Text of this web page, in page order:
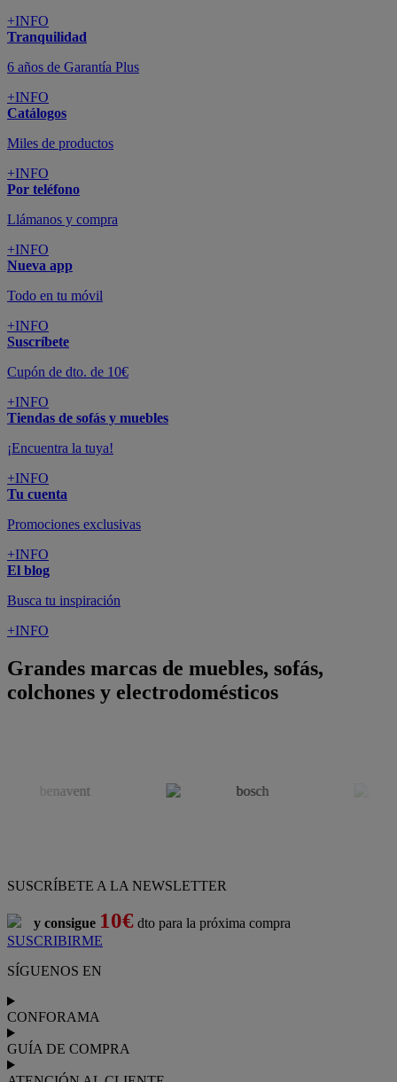
+INFO
Tranquilidad
6 años de Garantía Plus
+INFO
Catálogos
Miles de productos
+INFO
Por teléfono
Llámanos y compra
+INFO
Nueva app
Todo en tu móvil
+INFO
Suscríbete
Cupón de dto. de 10€
+INFO
Tiendas de sofás y muebles
¡Encuentra la tuya!
+INFO
Tu cuenta
Promociones exclusivas
+INFO
El blog
Busca tu inspiración
+INFO
Grandes marcas de muebles, sofás,
colchones y electrodomésticos
SUSCRÍBETE A LA NEWSLETTER
y consigue 10€ dto para la próxima compra
SUSCRIBIRME
SÍGUENOS EN
CONFORAMA
GUÍA DE COMPRA